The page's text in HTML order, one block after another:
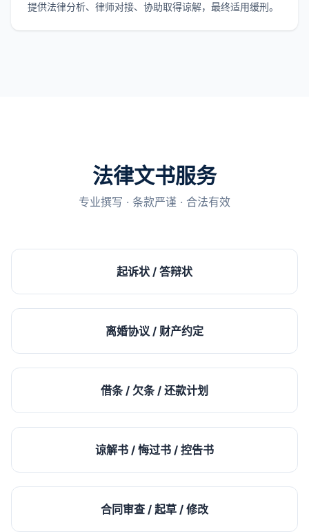
提供法律分析、律师对接、协助取得谅解，最终适用缓刑。
法律文书服务
专业撰写 · 条款严谨 · 合法有效
起诉状 / 答辩状
离婚协议 / 财产约定
借条 / 欠条 / 还款计划
谅解书 / 悔过书 / 控告书
合同审查 / 起草 / 修改